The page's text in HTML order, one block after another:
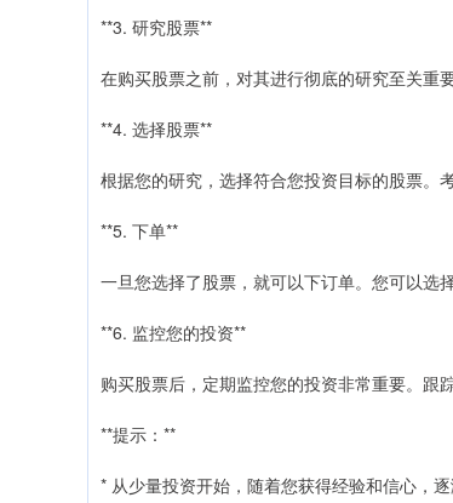
**3. 研究股票**
在购买股票之前，对其进行彻底的研究至关重
**4. 选择股票**
根据您的研究，选择符合您投资目标的股票。
**5. 下单**
一旦您选择了股票，就可以下订单。您可以选
**6. 监控您的投资**
购买股票后，定期监控您的投资非常重要。跟
**提示：**
* 从少量投资开始，随着您获得经验和信心，逐